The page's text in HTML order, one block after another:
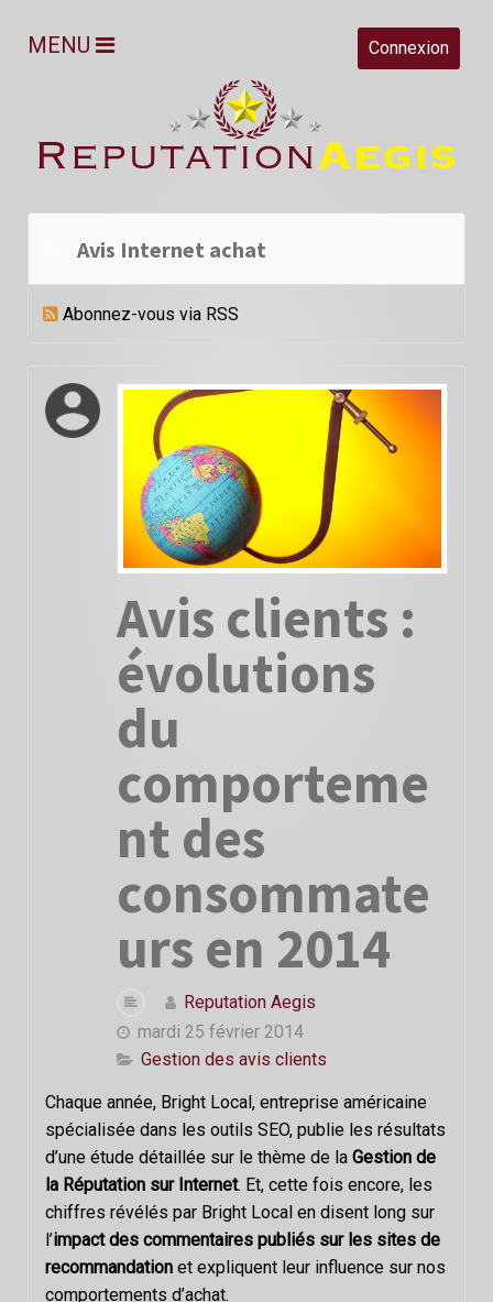
Connexion
MENU
Avis Internet achat
Abonnez-vous via RSS
Avis clients :
évolutions
du
comporteme
nt des
consommate
urs en 2014
Reputation Aegis
mardi 25 février 2014
Gestion des avis clients
Chaque année, Bright Local, entreprise américaine
spécialisée dans les outils SEO, publie les résultats
d’une étude détaillée sur le thème de la Gestion de
la Réputation sur Internet. Et, cette fois encore, les
chiffres révélés par Bright Local en disent long sur
l’impact des commentaires publiés sur les sites de
recommandation et expliquent leur influence sur nos
comportements d’achat.